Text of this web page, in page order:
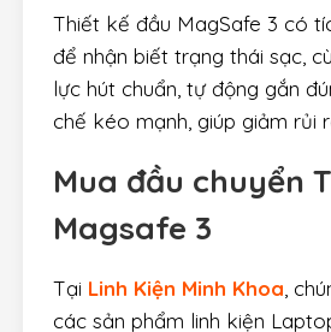
Thiết kế đầu MagSafe 3 có
để nhận biết trạng thái sạc,
lực hút chuẩn, tự động gắn
chế kéo mạnh, giúp giảm rủi
Mua đầu chuyển
Magsafe 3
Tại Linh Kiện Minh Khoa,
các sản phẩm linh kiện